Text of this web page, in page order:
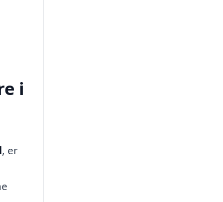
i
, er